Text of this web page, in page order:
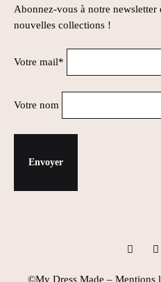
Abonnez-vous à notre newsletter
nouvelles collections !
Votre mail*
Votre nom
©My Dress Made – Mentions